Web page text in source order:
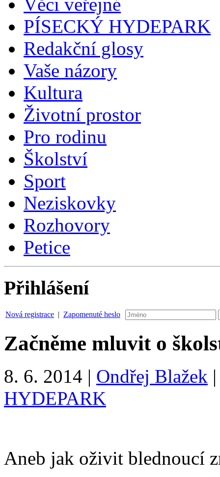
PÍSECKÝ HYDEPARK
Redakční glosy
Vaše názory
Kultura
Životní prostor
Pro rodinu
Školství
Sport
Neziskovky
Rozhovory
Petice
Přihlášení
Nová registrace | Zapomenuté heslo
Začněme mluvit o
8. 6. 2014 | Ondřej Blažek
HYDEPARK
Aneb jak oživit blednoucí